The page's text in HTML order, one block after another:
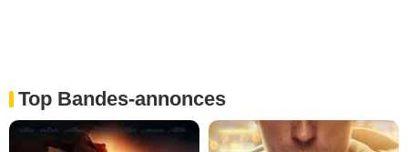
Top Bandes-annonces